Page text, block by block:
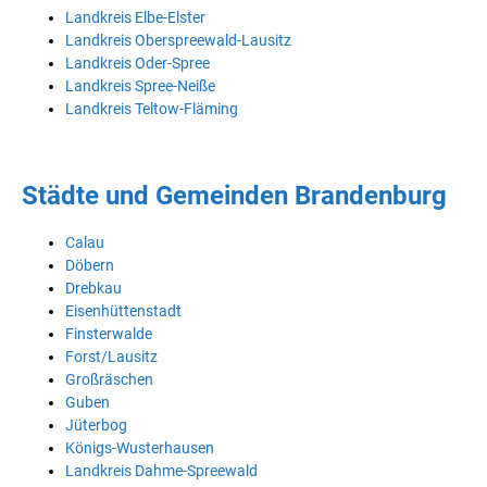
Landkreis Elbe-Elster
Landkreis Oberspreewald-Lausitz
Landkreis Oder-Spree
Landkreis Spree-Neiße
Landkreis Teltow-Fläming
Städte und Gemeinden Brandenburg
Calau
Döbern
Drebkau
Eisenhüttenstadt
Finsterwalde
Forst/Lausitz
Großräschen
Guben
Jüterbog
Königs-Wusterhausen
Landkreis Dahme-Spreewald